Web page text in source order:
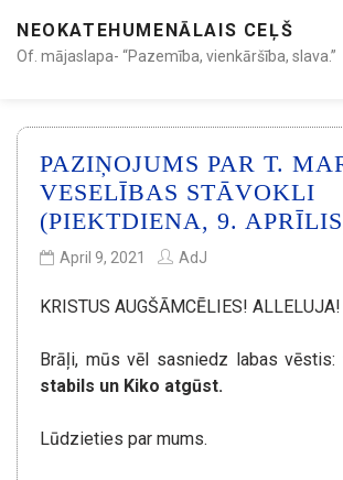
NEOKATEHUMENĀLAIS CEĻŠ
Of. mājaslapa- “Pazemība, vienkāršība, slava.”
PAZIŅOJUMS PAR T.
VESELĪBAS STĀVOKLI
(PIEKTDIENA, 9.
April 9, 2021 AdJ
KRISTUS AUGŠĀMCĒLIES! ALLELUJA!
Brāļi, mūs vēl sasniedz labas vēstis:
stabils un Kiko atgūst.
Lūdzieties par mums.